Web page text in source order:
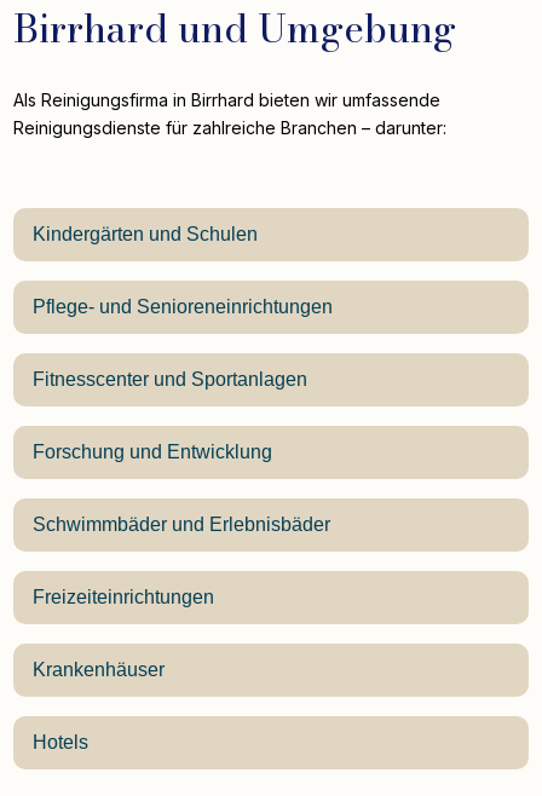
Birrhard und Umgebung
Als Reinigungsfirma in Birrhard bieten wir umfassende
Reinigungsdienste für zahlreiche Branchen – darunter:
Kindergärten und Schulen
Pflege- und Senioreneinrichtungen
Fitnesscenter und Sportanlagen
Forschung und Entwicklung
Schwimmbäder und Erlebnisbäder
Freizeiteinrichtungen
Krankenhäuser
Hotels